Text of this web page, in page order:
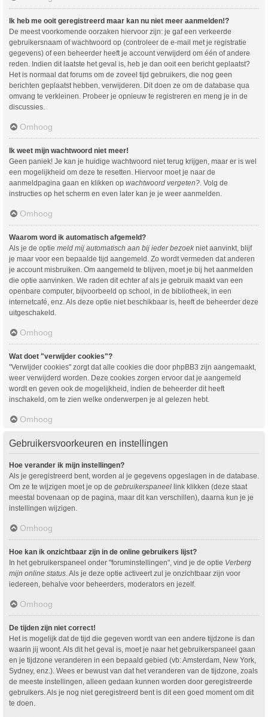
Ik heb me ooit geregistreerd maar kan nu niet meer aanmelden!?
De meest voorkomende oorzaken hiervoor zijn: je gaf een verkeerde
gebruikersnaam of wachtwoord op (controleer de e-mail met je registratie
gegevens) of een beheerder heeft je account verwijderd om één of andere
reden. Indien dit laatste het geval is, heb je dan ooit een bericht geplaatst?
Het is normaal dat forums om de zoveel tijd gebruikers, die nog geen
berichten geplaatst hebben, verwijderen. Dit doen ze om de database qua
omvang te verkleinen. Probeer je opnieuw te registreren en meng je in de
discussies.
Omhoog
Ik weet mijn wachtwoord niet meer!
Geen paniek! Je kan je huidige wachtwoord niet terug krijgen, maar er is wel
een mogelijkheid om deze te resetten. Hiervoor moet je naar de
aanmeldpagina gaan en klikken op wachtwoord vergeten? . Volg de
instructies op het scherm en even later kan je je weer aanmelden.
Omhoog
Waarom word ik automatisch afgemeld?
Als je de optie meld mij automatisch aan bij ieder bezoek niet aanvinkt, blijf
je maar voor een bepaalde tijd aangemeld. Zo wordt vermeden dat anderen
je account misbruiken. Om aangemeld te blijven, moet je bij het aanmelden
die optie aanvinken. We raden dit echter af als je gebruik maakt van een
openbare computer, bijvoorbeeld op school, in de bibliotheek, in een
internetcafé, enz. Als deze optie niet beschikbaar is, heeft de beheerder deze
uitgeschakeld.
Omhoog
Wat doet "verwijder cookies"?
"Verwijder cookies" zorgt dat alle cookies die door phpBB3 zijn aangemaakt,
weer verwijderd worden. Deze cookies zorgen ervoor dat je aangemeld
wordt en geven ook de mogelijkheid, indien de beheerder dit heeft
inschakeld, om te zien welke onderwerpen je al gelezen hebt.
Omhoog
Gebruikersvoorkeuren en instellingen
Hoe verander ik mijn instellingen?
Als je geregistreerd bent, worden al je gegevens opgeslagen in de database.
Om ze te wijzigen moet je op de gebruikerspaneel link klikken (deze staat
meestal bovenaan op de pagina, maar dit kan verschillen), daarna kun je je
instellingen wijzigen.
Omhoog
Hoe kan ik onzichtbaar zijn in de online gebruikers lijst?
In het gebruikerspaneel onder "foruminstellingen", vind je de optie Verberg
mijn online status . Als je deze optie activeert zul je onzichtbaar zijn voor
iedereen, behalve voor beheerders, moderators en jezelf.
Omhoog
De tijden zijn niet correct!
Het is mogelijk dat de tijd die gegeven wordt van een andere tijdzone is dan
waarin jij woont. Als dit het geval is, moet je naar het gebruikerspaneel gaan
en je tijdzone veranderen in een bepaald gebied (vb: Amsterdam, New York,
Sydney, enz.). Wees er bewust van dat het veranderen van de tijdzone, zoals
de meeste instellingen, alleen gedaan kunnen worden door geregistreerde
gebruikers. Als je nog niet geregistreerd bent is dit een goed moment om dit
te doen.